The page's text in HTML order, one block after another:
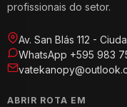
profissionais do setor.
Av. San Blás 112 -
WhatsApp +595 983
ABRIR ROTA EM